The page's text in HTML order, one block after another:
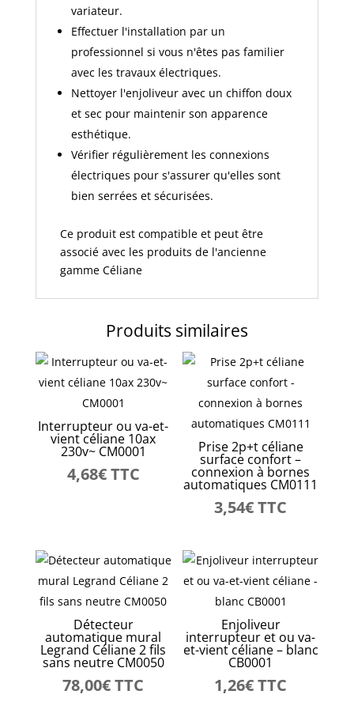
variateur.
Effectuer l'installation par un
professionnel si vous n'êtes pas familier
avec les travaux électriques.
Nettoyer l'enjoliveur avec un chiffon doux
et sec pour maintenir son apparence
esthétique.
Vérifier régulièrement les connexions
électriques pour s'assurer qu'elles sont
bien serrées et sécurisées.
Ce produit est compatible et peut être
associé avec les produits de l'ancienne
gamme Céliane
Produits similaires
Interrupteur ou va-et-
vient céliane 10ax
230v~ CM0001
4,68€TTC
Prise 2p+t céliane
surface confort –
connexion à bornes
automatiques CM0111
3,54€TTC
Détecteur
automatique mural
Legrand Céliane 2 fils
sans neutre CM0050
78,00€TTC
Enjoliveur
interrupteur et ou va-
et-vient céliane – blanc
CB0001
1,26€TTC